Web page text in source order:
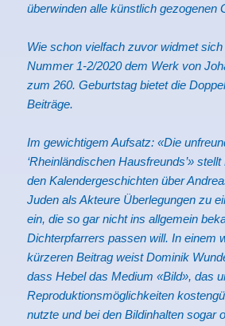
überwinden alle künstlich gezogenen
Wie schon vielfach zuvor widmet
Nummer 1-2/2020 dem Werk von
zum 260. Geburtstag bietet die
Beiträge.
Im gewichtigem Aufsatz: «Die
‘Rheinländischen Hausfreunds’»
den Kalendergeschichten über
Juden als Akteure Überlegungen zu
ein, die so gar nicht ins allgemein
Dichterpfarrers passen will. In einem
kürzeren Beitrag weist Dominik
dass Hebel das Medium «Bild», das
Reproduktionsmöglichkeiten
nutzte und bei den Bildinhalten sogar